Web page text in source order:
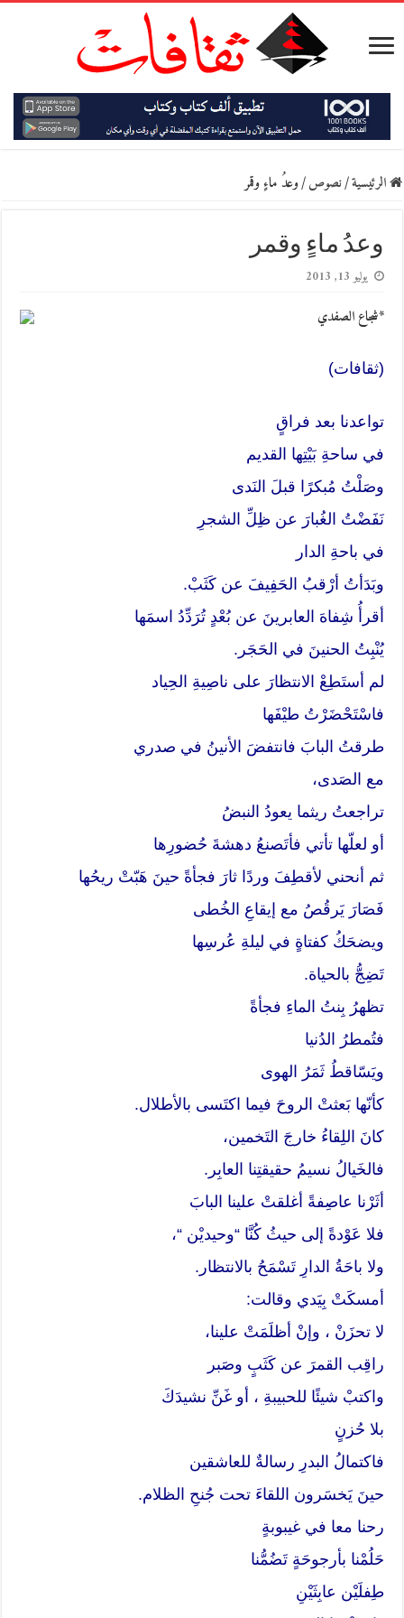
الرئيسية/نصوص/وعدُ ماءٍ وقمر
وعدُ ماءٍ وقمر
يوليو 13, 2013
*شجاع الصفدي
(ثقافات)
تواعدنا بعد فراقٍ
في ساحةِ بَيْتِها القديم
وصَلْتُ مُبكرًا قبلَ النَدى
نَفَضْتُ الغُبارَ عن ظِلِّ الشجرِ
في باحةِ الدار
وبَدَأتُ أرْقبُ الحَفِيفَ عن كَثَبْ.
أقرأُ شِفاهَ العابرينَ عن بُعْدٍ تُرَدِّدُ اسمَها
يُنْبِتُ الحنينَ في الحَجَر.
لم أستَطِعْ الانتظارَ على ناصِيةِ الحِياد
فاسْتَحْضَرْتُ طيْفَها
طرقتُ البابَ فانتفضَ الأنينُ في صدري
مع الصَدى،
تراجعتُ ريثما يعودُ النبضُ
أو لعلّها تأتي فأتَصنعُ دهشةَ حُضورِها
ثم أنحني لأقطِفَ وردًا ثارَ فجأةً حينَ هَبّتْ ريحُها
فَصَارَ يَرقُصُ مع إيقاعِ الخُطى
ويضحَكُ كفتاةٍ في ليلةِ عُرسِها
تَضِجُّ بالحياة.
تظهرُ بِنتُ الماءِ فجأةً
فتُمطرُ الدُنيا
ويَسّاقطُ ثَمَرُ الهوى
كأنّها بَعثتْ الروحَ فيما اكتَسى بالأطلال.
كانَ اللِقاءُ خارجَ التَخمين،
فالخَيالُ نسيمُ حقيقتِنا العابِر.
أثَرْنا عاصِفةً أغلقتْ علينا البابَ
فلا عَوْدةً إلى حيثُ كُنَّا “وحيديْن “،
ولا باحَةُ الدارِ تَسْمَحُ بالانتظار.
أمسكَتْ بِيَدي وقالت:
لا تحزَنْ ، وإنْ أظلَمَتْ علينا،
راقِب القمرَ عن كَثَبٍ وصَبر
واكتبْ شيئًا للحبيبةِ ، أو غَنِّ نشيدَكَ
بلا حُزنٍ
فاكتمالُ البدرِ رسالةٌ للعاشقين
حينَ يَخسَرون اللقاءَ تحت جُنحِ الظلام.
رحنا معا في غيبوبةٍ
حَلُمْنا بأرجوحَةٍ تَضُمُّنا
طِفلَيْن عابِثَيْنِ